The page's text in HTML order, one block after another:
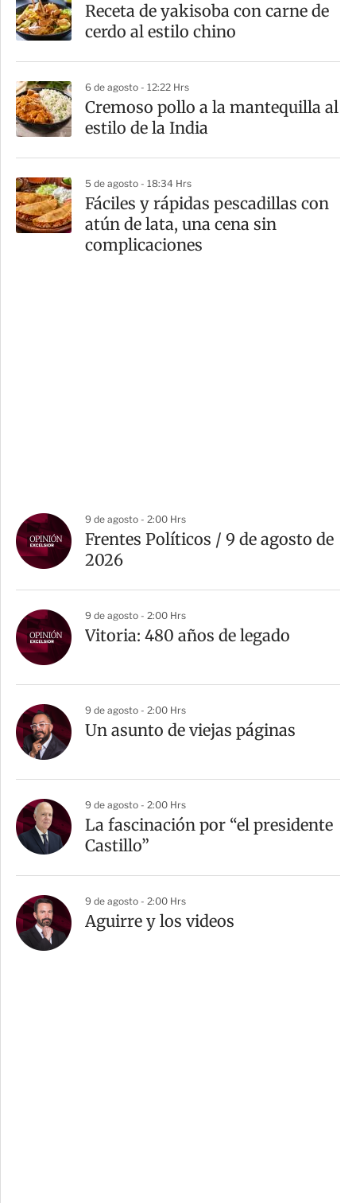
Receta de yakisoba con carne de
cerdo al estilo chino
6 de agosto - 12:22 Hrs
Cremoso pollo a la mantequilla al
estilo de la India
5 de agosto - 18:34 Hrs
Fáciles y rápidas pescadillas con
atún de lata, una cena sin
complicaciones
9 de agosto - 2:00 Hrs
Frentes Políticos / 9 de agosto de
2026
9 de agosto - 2:00 Hrs
Vitoria: 480 años de legado
9 de agosto - 2:00 Hrs
Un asunto de viejas páginas
9 de agosto - 2:00 Hrs
La fascinación por “el presidente
Castillo”
9 de agosto - 2:00 Hrs
Aguirre y los videos